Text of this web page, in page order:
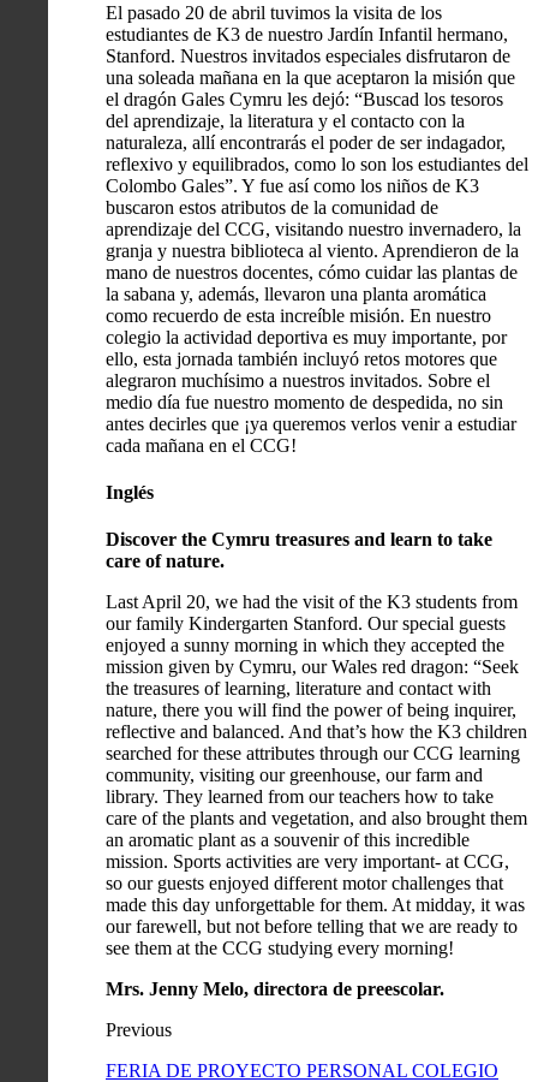
El pasado 20 de abril tuvimos la visita de los
estudiantes de K3 de nuestro Jardín Infantil hermano,
Stanford. Nuestros invitados especiales disfrutaron de
una soleada mañana en la que aceptaron la misión que
el dragón Gales Cymru les dejó: “Buscad los tesoros
del aprendizaje, la literatura y el contacto con la
naturaleza, allí encontrarás el poder de ser indagador,
reflexivo y equilibrados, como lo son los estudiantes del
Colombo Gales”. Y fue así como los niños de K3
buscaron estos atributos de la comunidad de
aprendizaje del CCG, visitando nuestro invernadero, la
granja y nuestra biblioteca al viento. Aprendieron de la
mano de nuestros docentes, cómo cuidar las plantas de
la sabana y, además, llevaron una planta aromática
como recuerdo de esta increíble misión. En nuestro
colegio la actividad deportiva es muy importante, por
ello, esta jornada también incluyó retos motores que
alegraron muchísimo a nuestros invitados. Sobre el
medio día fue nuestro momento de despedida, no sin
antes decirles que ¡ya queremos verlos venir a estudiar
cada mañana en el CCG!
Inglés
Discover the Cymru treasures and learn to take
care of nature.
Last April 20, we had the visit of the K3 students from
our family Kindergarten Stanford. Our special guests
enjoyed a sunny morning in which they accepted the
mission given by Cymru, our Wales red dragon: “Seek
the treasures of learning, literature and contact with
nature, there you will find the power of being inquirer,
reflective and balanced. And that’s how the K3 children
searched for these attributes through our CCG learning
community, visiting our greenhouse, our farm and
library. They learned from our teachers how to take
care of the plants and vegetation, and also brought them
an aromatic plant as a souvenir of this incredible
mission. Sports activities are very important- at CCG,
so our guests enjoyed different motor challenges that
made this day unforgettable for them. At midday, it was
our farewell, but not before telling that we are ready to
see them at the CCG studying every morning!
Mrs. Jenny Melo, directora de preescolar.
Previous
FERIA DE PROYECTO PERSONAL COLEGIO